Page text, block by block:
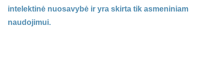
intelektinė nuosavybė ir yra skirta tik asmeniniam
naudojimui.